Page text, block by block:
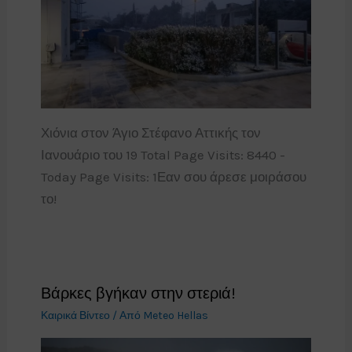
Χιόνια στον Άγιο Στέφανο Αττικής τον
Ιανουάριο του 19 Total Page Visits: 8440 -
Today Page Visits: 1Εαν σου άρεσε μοιράσου
το!
Βάρκες βγήκαν στην στεριά!
Καιρικά Βίντεο / Από Meteo Hellas